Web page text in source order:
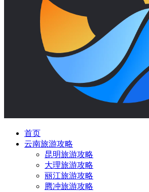
首页
云南旅游攻略
昆明旅游攻略
大理旅游攻略
丽江旅游攻略
腾冲旅游攻略